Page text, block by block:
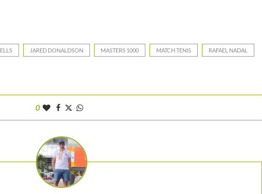
JARED DONALDSON MASTERS 1000 MATCH TENIS RAFAEL NADAL
0